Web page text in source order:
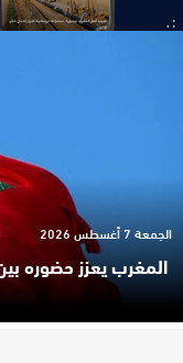
المغرب يعزز حضوره
الجمعة 7 أغسطس 2026